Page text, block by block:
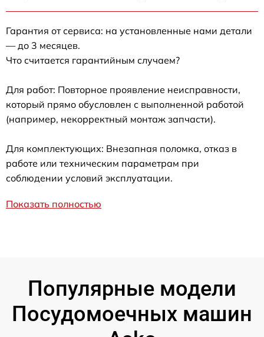
Гарантия от сервиса: на установленные нами детали
— до 3 месяцев.
Что считается гарантийным случаем?
Для работ: Повторное проявление неисправности,
который прямо обусловлен с выполненной работой
(например, некорректный монтаж запчасти).
Для комплектующих: Внезапная поломка, отказ в
работе или техническим параметрам при
соблюдении условий эксплуатации.
Показать полностью
Популярные модели
Посудомоечных машин